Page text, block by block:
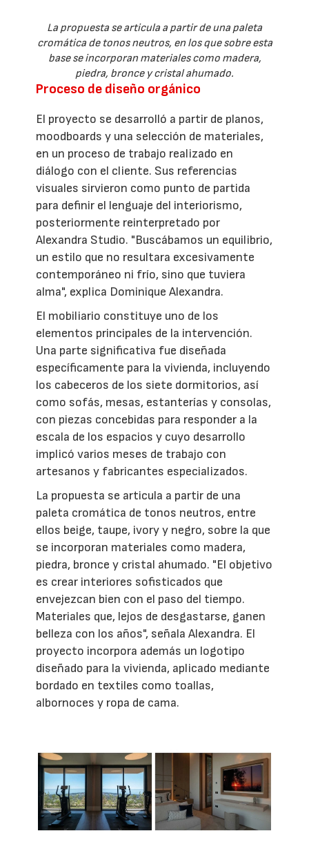
La propuesta se articula a partir de una paleta
cromática de tonos neutros, en los que sobre esta
base se incorporan materiales como madera,
piedra, bronce y cristal ahumado.
Proceso de diseño orgánico
El proyecto se desarrolló a partir de planos,
moodboards y una selección de materiales,
en un proceso de trabajo realizado en
diálogo con el cliente. Sus referencias
visuales sirvieron como punto de partida
para definir el lenguaje del interiorismo,
posteriormente reinterpretado por
Alexandra Studio. "Buscábamos un equilibrio,
un estilo que no resultara excesivamente
contemporáneo ni frío, sino que tuviera
alma", explica Dominique Alexandra.
El mobiliario constituye uno de los
elementos principales de la intervención.
Una parte significativa fue diseñada
específicamente para la vivienda, incluyendo
los cabeceros de los siete dormitorios, así
como sofás, mesas, estanterías y consolas,
con piezas concebidas para responder a la
escala de los espacios y cuyo desarrollo
implicó varios meses de trabajo con
artesanos y fabricantes especializados.
La propuesta se articula a partir de una
paleta cromática de tonos neutros, entre
ellos beige, taupe, ivory y negro, sobre la que
se incorporan materiales como madera,
piedra, bronce y cristal ahumado. "El objetivo
es crear interiores sofisticados que
envejezcan bien con el paso del tiempo.
Materiales que, lejos de desgastarse, ganen
belleza con los años", señala Alexandra. El
proyecto incorpora además un logotipo
diseñado para la vivienda, aplicado mediante
bordado en textiles como toallas,
albornoces y ropa de cama.